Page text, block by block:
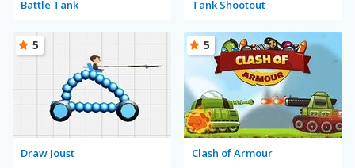
Battle Tank Tank Shootout
Draw Joust
5
Clash of Armour
5